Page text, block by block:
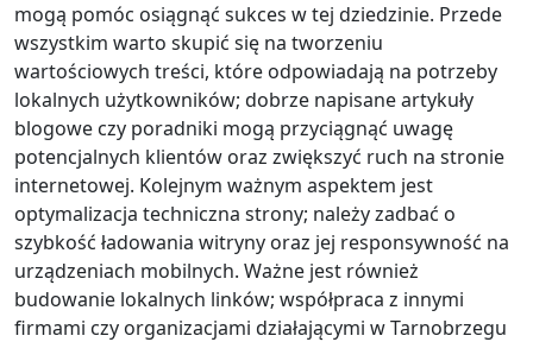
mogą pomóc osiągnąć sukces w tej dziedzinie. Przede
wszystkim warto skupić się na tworzeniu
wartościowych treści, które odpowiadają na potrzeby
lokalnych użytkowników; dobrze napisane artykuły
blogowe czy poradniki mogą przyciągnąć uwagę
potencjalnych klientów oraz zwiększyć ruch na stronie
internetowej. Kolejnym ważnym aspektem jest
optymalizacja techniczna strony; należy zadbać o
szybkość ładowania witryny oraz jej responsywność na
urządzeniach mobilnych. Ważne jest również
budowanie lokalnych linków; współpraca z innymi
firmami czy organizacjami działającymi w Tarnobrzegu